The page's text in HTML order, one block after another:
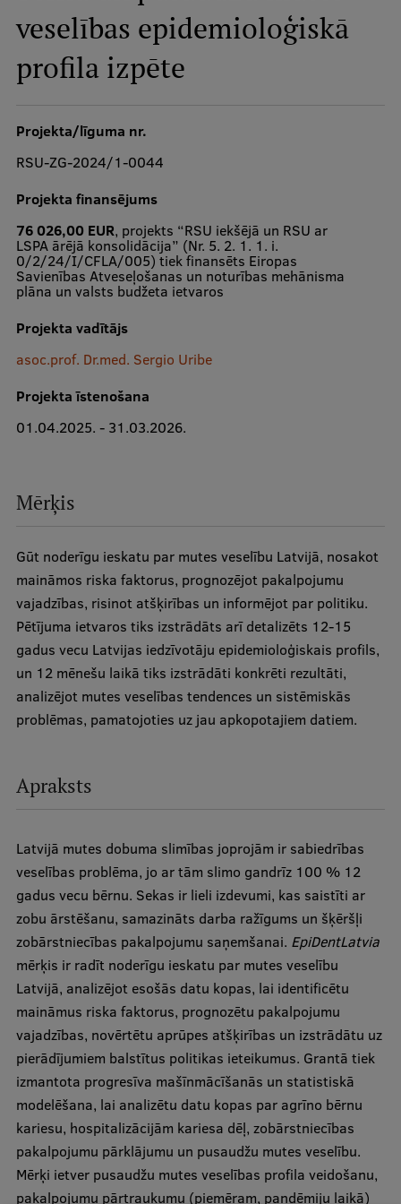
Mobile
galvenā
Studiju iespējas
Maģistra studiju programmas
Doktorantūra
Rezidentūra
Uzņemšana
Praktiska informācija
Par RSU
Fakultātes
Mūsu cilvēki
Stratēģija
Struktūra
Vēsture un tradīcijas
Identitāte
RSU fonds
Muzeji un ekspozīcijas
Projekti
Reitingi
Virtuālā tūre
Ilgtspējīga attīstība
Studiju un vides pieejamība
Dati par 2025. gadu
Suvenīri un grāmatas
Mūžizglītība
veselības epidemioloģiskā
profila izpēte
Projekta/līguma nr.
RSU-ZG-2024/1-0044
Projekta finansējums
76 026,00 EUR, projekts “RSU iekšējā un RSU ar
LSPA ārējā konsolidācija” (Nr. 5. 2. 1. 1. i.
0/2/24/I/CFLA/005) tiek finansēts Eiropas
Savienības Atveseļošanas un noturības mehānisma
plāna un valsts budžeta ietvaros
Projekta vadītājs
asoc.prof. Dr.med. Sergio Uribe
Projekta īstenošana
01.04.2025. - 31.03.2026.
Mērķis
Gūt noderīgu ieskatu par mutes veselību Latvijā, nosakot
maināmos riska faktorus, prognozējot pakalpojumu
vajadzības, risinot atšķirības un informējot par politiku.
Pētījuma ietvaros tiks izstrādāts arī detalizēts 12-15
gadus vecu Latvijas iedzīvotāju epidemioloģiskais profils,
un 12 mēnešu laikā tiks izstrādāti konkrēti rezultāti,
analizējot mutes veselības tendences un sistēmiskās
problēmas, pamatojoties uz jau apkopotajiem datiem.
Apraksts
Latvijā mutes dobuma slimības joprojām ir sabiedrības
veselības problēma, jo ar tām slimo gandrīz 100 % 12
gadus vecu bērnu. Sekas ir lieli izdevumi, kas saistīti ar
zobu ārstēšanu, samazināts darba ražīgums un šķēršļi
zobārstniecības pakalpojumu saņemšanai. EpiDentLatvia
mērķis ir radīt noderīgu ieskatu par mutes veselību
Latvijā, analizējot esošās datu kopas, lai identificētu
maināmus riska faktorus, prognozētu pakalpojumu
vajadzības, novērtētu aprūpes atšķirības un izstrādātu uz
pierādījumiem balstītus politikas ieteikumus. Grantā tiek
izmantota progresīva mašīnmācīšanās un statistiskā
modelēšana, lai analizētu datu kopas par agrīno bērnu
kariesu, hospitalizācijām kariesa dēļ, zobārstniecības
pakalpojumu pārklājumu un pusaudžu mutes veselību.
Mērķi ietver pusaudžu mutes veselības profila veidošanu,
pakalpojumu pārtraukumu (piemēram, pandēmiju laikā)